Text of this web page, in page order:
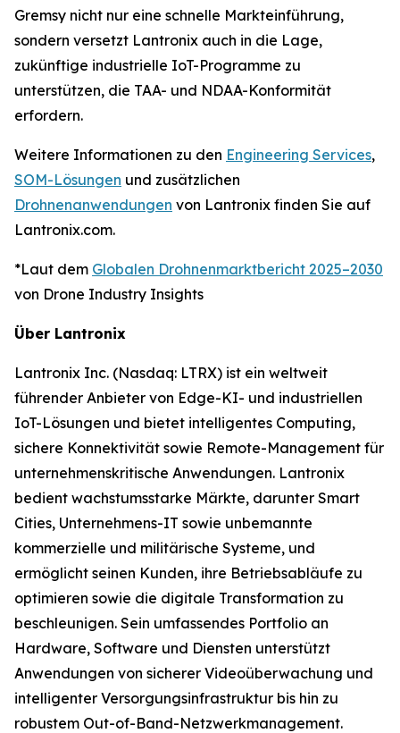
Gremsy nicht nur eine schnelle Markteinführung,
sondern versetzt Lantronix auch in die Lage,
zukünftige industrielle IoT-Programme zu
unterstützen, die TAA- und NDAA-Konformität
erfordern.
Weitere Informationen zu den Engineering Services,
SOM-Lösungen und zusätzlichen
Drohnenanwendungen von Lantronix finden Sie auf
Lantronix.com.
*Laut dem Globalen Drohnenmarktbericht 2025–2030
von Drone Industry Insights
Über Lantronix
Lantronix Inc. (Nasdaq: LTRX) ist ein weltweit
führender Anbieter von Edge-KI- und industriellen
IoT-Lösungen und bietet intelligentes Computing,
sichere Konnektivität sowie Remote-Management für
unternehmenskritische Anwendungen. Lantronix
bedient wachstumsstarke Märkte, darunter Smart
Cities, Unternehmens-IT sowie unbemannte
kommerzielle und militärische Systeme, und
ermöglicht seinen Kunden, ihre Betriebsabläufe zu
optimieren sowie die digitale Transformation zu
beschleunigen. Sein umfassendes Portfolio an
Hardware, Software und Diensten unterstützt
Anwendungen von sicherer Videoüberwachung und
intelligenter Versorgungsinfrastruktur bis hin zu
robustem Out-of-Band-Netzwerkmanagement.